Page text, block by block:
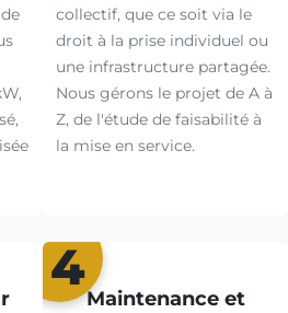
collectif, que ce soit via le
droit à la prise individuel ou
une infrastructure partagée.
Nous gérons le projet de A à
Z, de l'étude de faisabilité à
la mise en service.
4
Maintenance et